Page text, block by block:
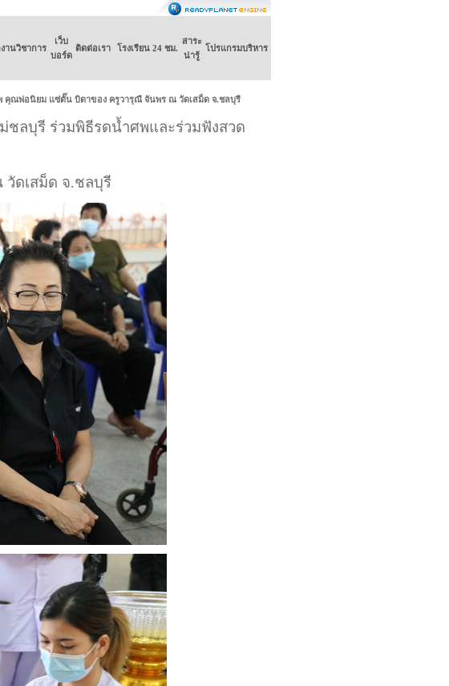
านวิชาการ
เว็บ
บอร์ด
ติดต่อเรา โรงเรียน 24 ชม.
สาระ
น่ารู้
โปรแกรมบริหาร
คุณพ่อนิยม แซ่ตั๊น บิดาของ ครูวารุณี จันพร ณ วัดเสม็ด จ.ชลบุรี
ชลบุรี ร่วมพิธีรดน้ำศพและร่วมฟังสวด
ดเสม็ด จ.ชลบุรี